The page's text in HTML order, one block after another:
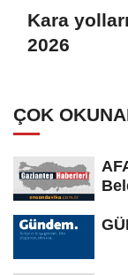
Kara
2026
ÇOK